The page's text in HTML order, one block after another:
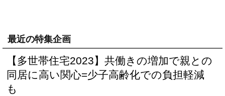
最近の特集企画
【多世帯住宅2023】共働きの増加で親との
同居に高い関心=少子高齢化での負担軽減
も